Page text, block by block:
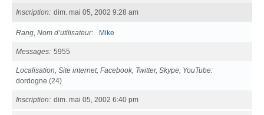
Inscription dim. mai 05, 2002 9:28 am
Rang, Nom d’utilisateur Mike
Messages 5955
Localisation, Site internet, Facebook, Twitter, Skype, YouTube
dordogne (24)
Inscription dim. mai 05, 2002 6:40 pm